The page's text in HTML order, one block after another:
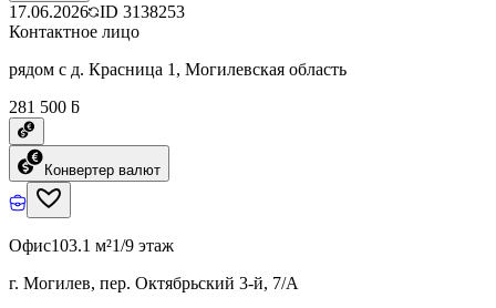
17.06.2026 ID 3138253
Контактное лицо
рядом с д. Красница 1, Могилевская область
281 500 ƃ
Конвертер валют
Офис103.1 м²1/9 этаж
г. Могилев, пер. Октябрьский 3-й, 7/А